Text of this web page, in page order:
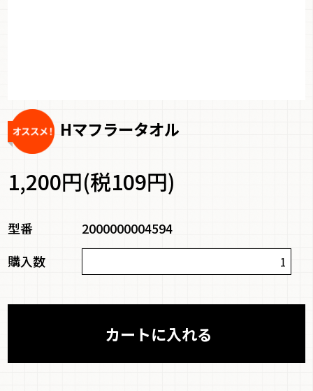
Hマフラータオル
1,200円(税109円)
型番
2000000004594
購入数